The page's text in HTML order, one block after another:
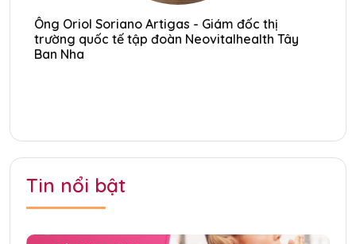
Ông Oriol Soriano Artigas - Giám đốc thị
trường quốc tế tập đoàn Neovitalhealth Tây
Ban Nha
Tin nổi bật